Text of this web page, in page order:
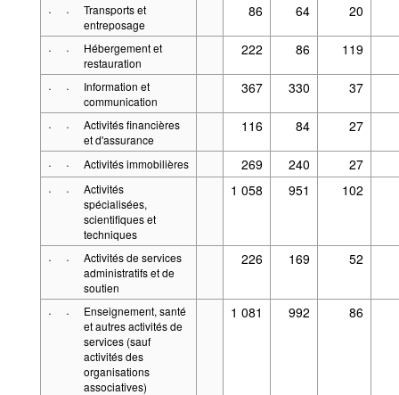
· ·
Transports et
entreposage
86 64 20
· ·
Hébergement et
restauration
222 86 119
· ·
Information et
communication
367 330 37
· ·
Activités financières
et d'assurance
116 84 27
· · Activités immobilières 269 240
27
· ·
Activités
spécialisées,
scientifiques et
techniques
1 058 951 102
· ·
Activités de services
administratifs et de
soutien
226 169 52
· ·
Enseignement, santé
et autres activités de
services (sauf
activités des
organisations
associatives)
1 081 992 86